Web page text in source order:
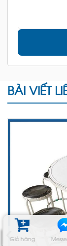
Giỏ hàng
BÀI VIẾT
‹